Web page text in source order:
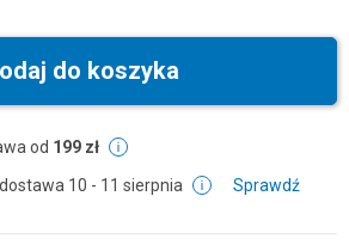
do koszyka
od 199 zł
10 - 11 sierpnia Sprawdź